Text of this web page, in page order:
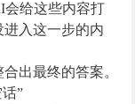
给这些内容打
入这一步的内
出最终的答案。
”